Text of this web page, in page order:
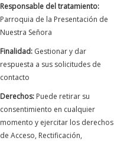
Responsable del tratamiento:
Parroquia de la Presentación de
Nuestra Señora
Finalidad:Gestionar y dar
respuesta a sus solicitudes de
contacto
Derechos:Puede retirar su
consentimiento en cualquier
momento y ejercitar los derechos
de Acceso, Rectificación,